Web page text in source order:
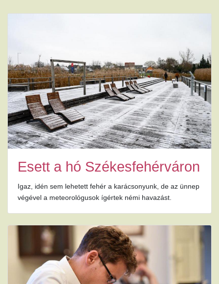
Esett a hó Székesfehérváron
Igaz, idén sem lehetett fehér a karácsonyunk, de az ünnep
végével a meteorológusok ígértek némi havazást.